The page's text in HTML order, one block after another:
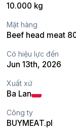
10.000 kg
Mặt hàng
Beef head meat
Có hiệu lực đến
Jun 13th, 2026
Xuất xứ
Ba Lan
Công ty
BUYMEAT.pl